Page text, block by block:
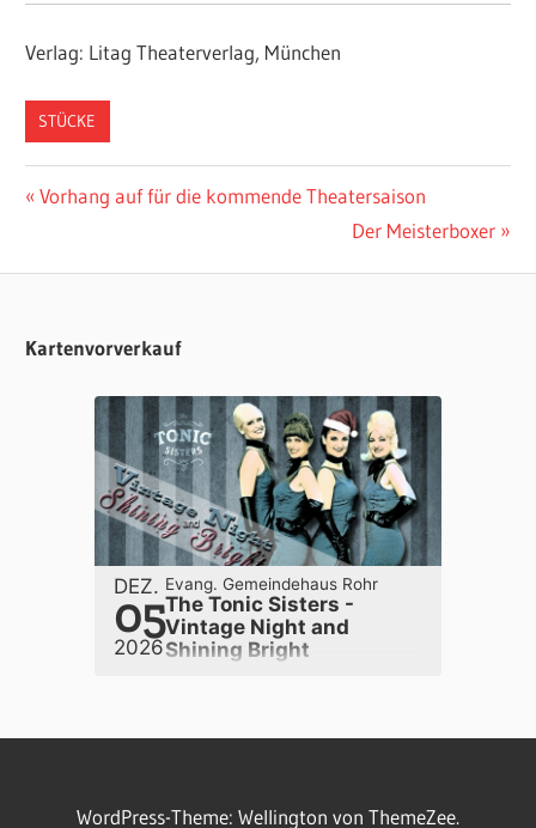
Verlag: Litag Theaterverlag, München
STÜCKE
Beitragsnavigation
Vorheriger
Vorhang auf für die kommende Theatersaison
Nächster
Der Meisterboxer
Kartenvorverkauf
DEZ.
05
2026
Evang. Gemeindehaus Rohr
The Tonic Sisters -
Vintage Night and
Shining Bright
WordPress-Theme: Wellington von ThemeZee.